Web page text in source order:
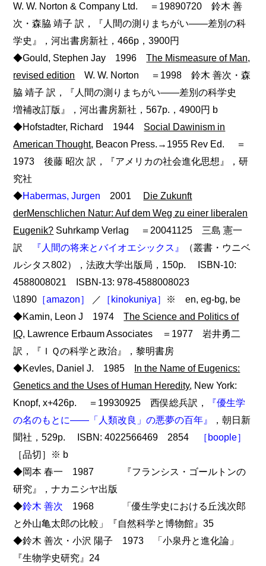
W. W. Norton & Company Ltd. ＝19890720 鈴木 善
次・森脇 靖子 訳，『人間の測りまちがい――差別の科
学史』，河出書房新社，466p，3900円
◆Gould, Stephen Jay 1996The Mismeasure of Man,
revised edition W. W. Norton ＝1998 鈴木 善次・森
脇 靖子 訳，『人間の測りまちがい――差別の科学史
増補改訂版』，河出書房新社，567p.，4900円 b
◆Hofstadter, Richard 1944 Social Dawinism in
American Thought, Beacon Press.→1955 Rev Ed. ＝
1973 後藤 昭次 訳，『アメリカの社会進化思想』，研
究社
◆Habermas, Jurgen 2001 Die Zukunft
derMenschlichen Natur: Auf dem Weg zu einer liberalen
Eugenik? Suhrkamp Verlag ＝20041125 三島 憲一
訳
『人間の将来とバイオエシックス』
（叢書・ウニベ
ルシタス802），法政大学出版局，150p. ISBN-10:
4588008021 ISBN-13: 978-4588008023
\1890 ［amazon］ ／ ［kinokuniya］ ※ en, eg-bg, be
◆Kamin, Leon J 1974The Science and Politics of
IQ, Lawrence Erbaum Associates ＝1977 岩井勇二
訳，『ＩＱの科学と政治』，黎明書房
◆Kevles, Daniel J. 1985
In the Name of Eugenics:
Genetics and the Uses of Human Heredity, New York:
Knopf, x+426p. ＝19930925 西俣総兵訳，
『優生学
の名のもとに――「人類改良」の悪夢の百年』
，朝日新
聞社，529p. ISBN: 4022566469 2854
［boople］
［品切］※ b
◆岡本 春一 1987 『フランシス・ゴールトンの
研究』，ナカニシヤ出版
◆鈴木 善次 1968 「優生学史における丘浅次郎
と外山亀太郎の比較」『自然科学と博物館』35
◆鈴木 善次・小沢 陽子 1973 「小泉丹と進化論」
『生物学史研究』24